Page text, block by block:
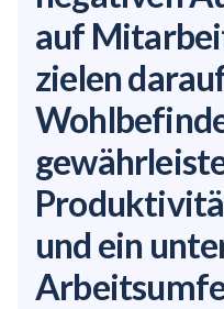
auf
zielen
und ein